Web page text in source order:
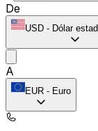
De
USD - Dólar
A
EUR - Euro